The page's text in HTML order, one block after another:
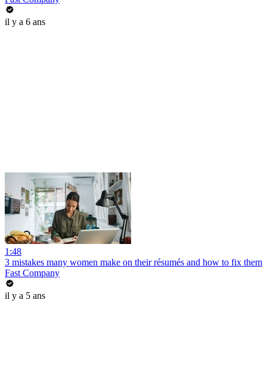
il y a 6 ans
1:48
3 mistakes many women make on their résumés and how to fix them
Fast Company
il y a 5 ans